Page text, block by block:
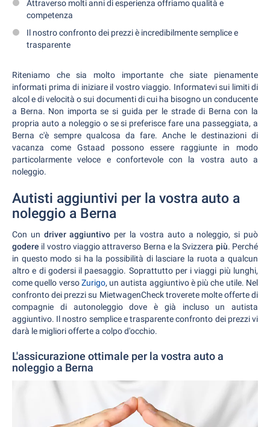
Attraverso molti anni di esperienza offriamo qualità e
competenza
Il nostro confronto dei prezzi è incredibilmente semplice e
trasparente
Riteniamo che sia molto importante che siate pienamente
informati prima di iniziare il vostro viaggio. Informatevi sui limiti di
alcol e di velocità o sui documenti di cui ha bisogno un conducente
a Berna. Non importa se si guida per le strade di Berna con la
propria auto a noleggio o se si preferisce fare una passeggiata, a
Berna c'è sempre qualcosa da fare. Anche le destinazioni di
vacanza come Gstaad possono essere raggiunte in modo
particolarmente veloce e confortevole con la vostra auto a
noleggio.
Autisti aggiuntivi per la vostra auto a
noleggio a Berna
Con un driver aggiuntivo per la vostra auto a noleggio, si può
godere il vostro viaggio attraverso Berna e la Svizzera più. Perché
in questo modo si ha la possibilità di lasciare la ruota a qualcun
altro e di godersi il paesaggio. Soprattutto per i viaggi più lunghi,
come quello versoZurigo, un autista aggiuntivo è più che utile. Nel
confronto dei prezzi su MietwagenCheck troverete molte offerte di
compagnie di autonoleggio dove è già incluso un autista
aggiuntivo. Il nostro semplice e trasparente confronto dei prezzi vi
darà le migliori offerte a colpo d'occhio.
L'assicurazione ottimale per la vostra auto a
noleggio a Berna